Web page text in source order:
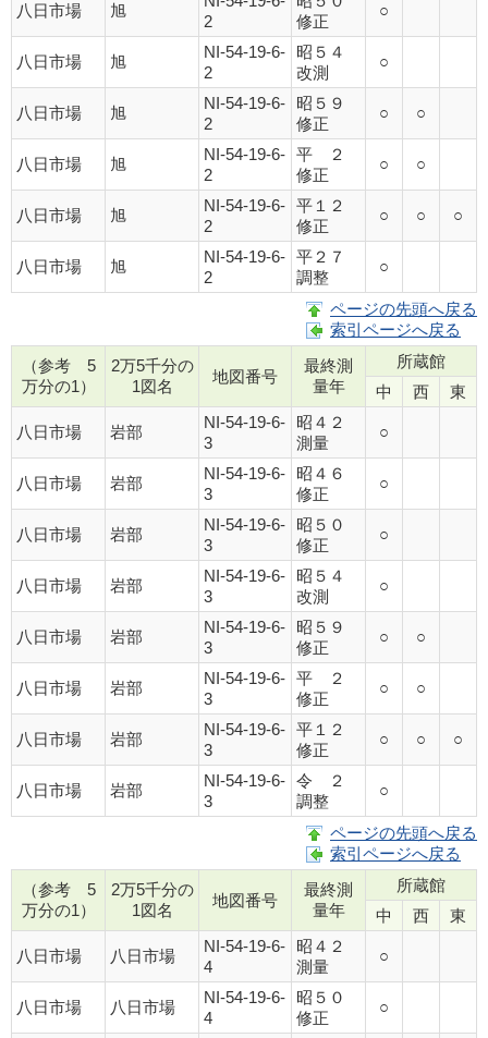
八日市場 旭
2
修正
○
八日市場 旭
NI-54-19-6-
2
昭５４
改測
○
八日市場 旭
NI-54-19-6-
2
昭５９
修正
○ ○
八日市場 旭
NI-54-19-6-
2
平 ２
修正
○ ○
八日市場 旭
NI-54-19-6-
2
平１２
修正
○ ○ ○
八日市場 旭
NI-54-19-6-
2
平２７
調整
○
ページの先頭へ戻る
索引ページへ戻る
（参考 5
万分の1）
2万5千分の
1図名
地図番号
最終測
量年
所蔵館
中
西 東
八日市場 岩部
NI-54-19-6-
3
昭４２
測量
○
八日市場 岩部
NI-54-19-6-
3
昭４６
修正
○
八日市場 岩部
NI-54-19-6-
3
昭５０
修正
○
八日市場 岩部
NI-54-19-6-
3
昭５４
改測
○
八日市場 岩部
NI-54-19-6-
3
昭５９
修正
○ ○
八日市場 岩部
NI-54-19-6-
3
平 ２
修正
○ ○
八日市場 岩部
NI-54-19-6-
3
平１２
修正
○ ○ ○
八日市場 岩部
NI-54-19-6-
3
令 ２
調整
○
ページの先頭へ戻る
索引ページへ戻る
（参考 5
万分の1）
2万5千分の
1図名
地図番号
最終測
量年
所蔵館
中
西 東
八日市場 八日市場
NI-54-19-6-
4
昭４２
測量
○
八日市場 八日市場
NI-54-19-6-
4
昭５０
修正
○